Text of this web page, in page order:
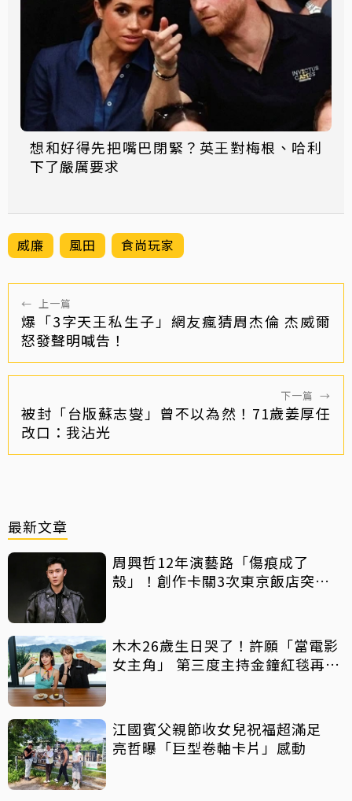
想和好得先把嘴巴閉緊？英王對梅根、哈利
下了嚴厲要求
威廉 風田 食尚玩家
← 上一篇
爆「3字天王私生子」網友瘋猜周杰倫 杰威爾
怒發聲明喊告！
下一篇 →
被封「台版蘇志燮」曾不以為然！71歲姜厚任
改口：我沾光
最新文章
周興哲12年演藝路「傷痕成了
殼」！創作卡關3次東京飯店突找
木木26歲生日哭了！許願「當電影
女主角」 第三度主持金鐘紅毯再喊
江國賓父親節收女兒祝福超滿足
亮哲曝「巨型卷軸卡片」感動